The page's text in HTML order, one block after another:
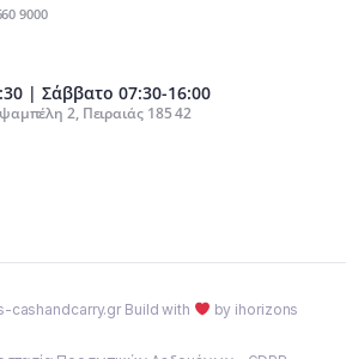
9000
| Σάββατο 07:30-16:00
2, Πειραιάς 185 42
Build with by ihorizons